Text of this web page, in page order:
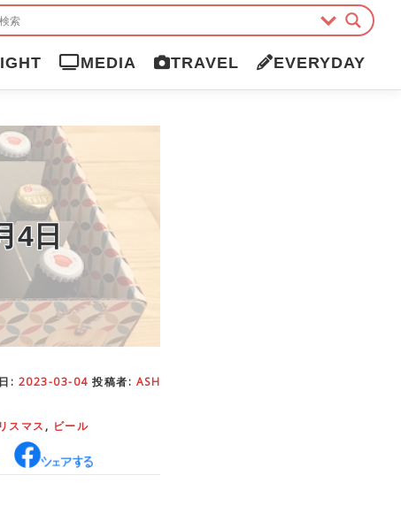
MEDIA TRAVEL EVERYDAY
4日
: 2023-03-04 投稿者: ASH
スマス , ビール